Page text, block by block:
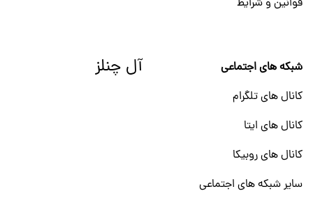
قوانین و شرایط
شبکه های اجتماعی
کانال های تلگرام
کانال های ایتا
کانال های روبیکا
سایر شبکه های اجتماعی
آل چنلز